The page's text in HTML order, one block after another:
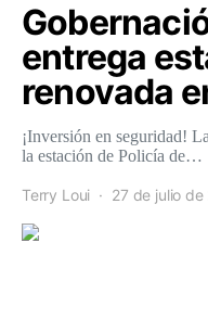
entrega
renovada
¡Inversión en seguridad!
la estación de Policía de…
Terry Loui 27 de julio de